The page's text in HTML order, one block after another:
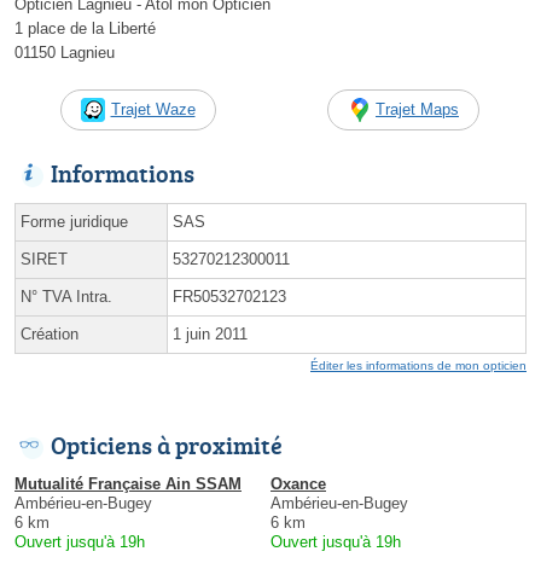
Opticien Lagnieu - Atol mon Opticien
1 place de la Liberté
01150 Lagnieu
Trajet Waze Trajet Maps
Informations
Forme juridique SAS
SIRET 53270212300011
N° TVA Intra. FR50532702123
Création 1 juin 2011
Éditer les informations de mon opticien
Opticiens à proximité
Mutualité Française Ain SSAM
Ambérieu-en-Bugey
6 km
Ouvert jusqu'à 19h
Oxance
Ambérieu-en-Bugey
6 km
Ouvert jusqu'à 19h